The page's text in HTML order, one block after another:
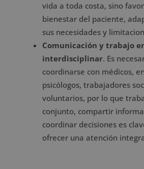
vida a toda costa, sino
bienestar del paciente,
sus necesidades y
Comunicación y trabajo
interdisciplinar. Es
coordinarse con médicos,
psicólogos, trabajadores
voluntarios, por lo que
conjunto, compartir
coordinar decisiones es
ofrecer una atención